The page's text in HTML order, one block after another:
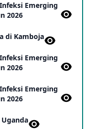
Ebola
2026
di RD Kongo dan
17 May 2026
2026
Emerging
2026
di Kamboja​
Emerging
2026
Emerging
2026